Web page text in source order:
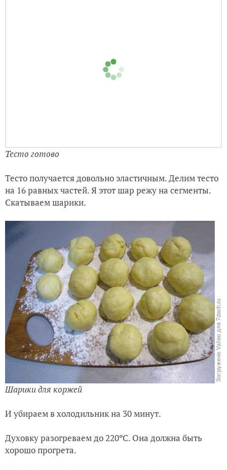
Тесто готово
Тесто получается довольно эластичным. Делим тесто
на 16 равных частей. Я этот шар режу на сегменты.
Скатываем шарики.
Шарики для коржей
И убираем в холодильник на 30 минут.
Духовку разогреваем до 220ºC. Она должна быть
хорошо прогрета.